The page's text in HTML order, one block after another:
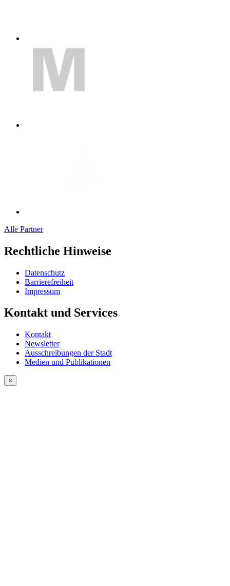
Alle Partner
Rechtliche Hinweise
Datenschutz
Barrierefreiheit
Impressum
Kontakt und Services
Kontakt
Newsletter
Ausschreibungen der Stadt
Medien und Publikationen
×